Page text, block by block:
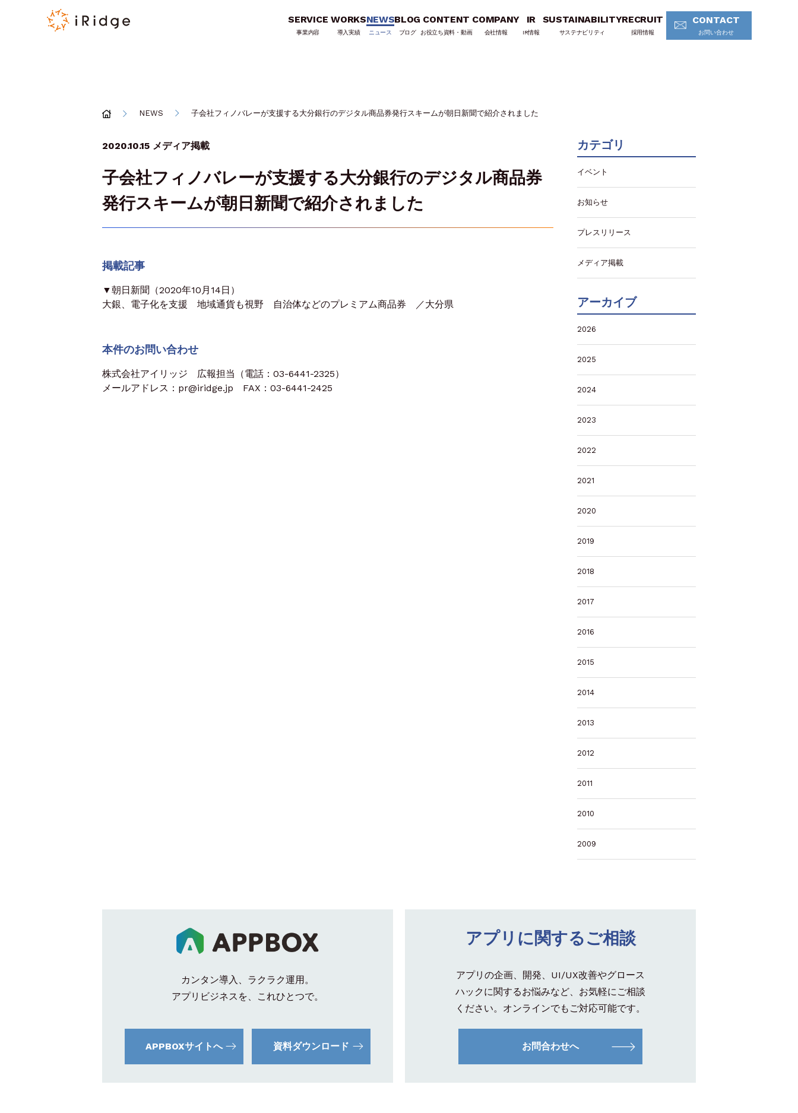
SERVICE
事業内容
WORKS
導入実績
NEWS
ニュース
BLOG
ブログ
CONTENT
お役立ち資料・動画
COMPANY
会社情報
IR
IR情報
SUSTAINABILITY
サステナビリティ
RECRUIT
採用情報
CONTACT
お問い合わせ
NEWS 子会社フィノバレーが支援する大分銀行のデジタル商品券発行スキームが朝日新聞で紹介されました
2020.10.15 メディア掲載
子会社フィノバレーが支援する大分銀行のデジタル商品券
発行スキームが朝日新聞で紹介されました
掲載記事
▼朝日新聞（2020年10月14日）
大銀、電子化を支援 地域通貨も視野 自治体などのプレミアム商品券 ／大分県
本件のお問い合わせ
株式会社アイリッジ 広報担当（電話：03-6441-2325）
メールアドレス：pr@iridge.jp FAX：03-6441-2425
カテゴリ
イベント
お知らせ
プレスリリース
メディア掲載
アーカイブ
2026
2025
2024
2023
2022
2021
2020
2019
2018
2017
2016
2015
2014
2013
2012
2011
2010
2009
カンタン導入、ラクラク運用。
アプリビジネスを、これひとつで。
APPBOXサイトへ 資料ダウンロード
アプリに関するご相談
アプリの企画、開発、UI/UX改善やグロース
ハックに関するお悩みなど、お気軽にご相談
ください。オンラインでもご対応可能です。
お問合わせへ